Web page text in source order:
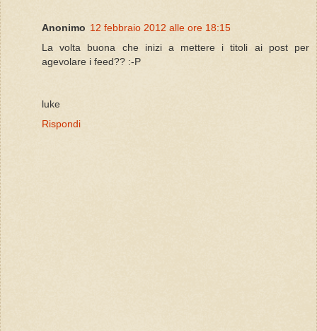
Anonimo 12 febbraio 2012 alle ore 18:15
La volta buona che inizi a mettere i titoli ai post per
agevolare i feed?? :-P
luke
Rispondi